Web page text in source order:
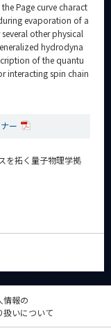
Page curve charact
evaporation of a
other physical
hydrodyna
of the quantu
interacting spin chain
ー
を拓く量子物理学拠
情報の
扱いについて